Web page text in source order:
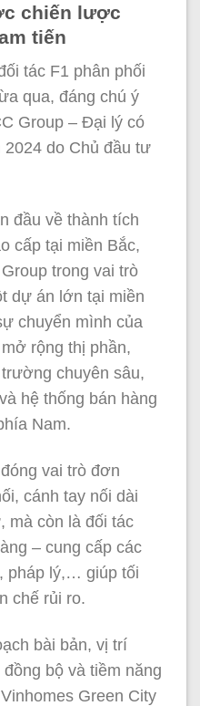
chiến lược
tiến
tác F1 phân phối
qua, đáng chú ý
Group – Đại lý có
2024 do Chủ đầu tư
đầu về thành tích
cấp tại miền Bắc,
trong vai trò
dự án lớn tại miền
chuyển mình của
rộng thị phần,
chuyên sâu,
hệ thống bán hàng
Nam.
vai trò đơn
cánh tay nối dài
mà còn là đối tác
– cung cấp các
pháp lý,… giúp tối
chế rủi ro.
bài bản, vị trí
bộ và tiềm năng
Green City